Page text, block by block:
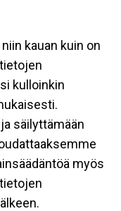
kauan kuin on
kulloinkin
säilyttämään
myös